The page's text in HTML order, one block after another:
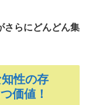
さらにどんどん集
性の存
価値！